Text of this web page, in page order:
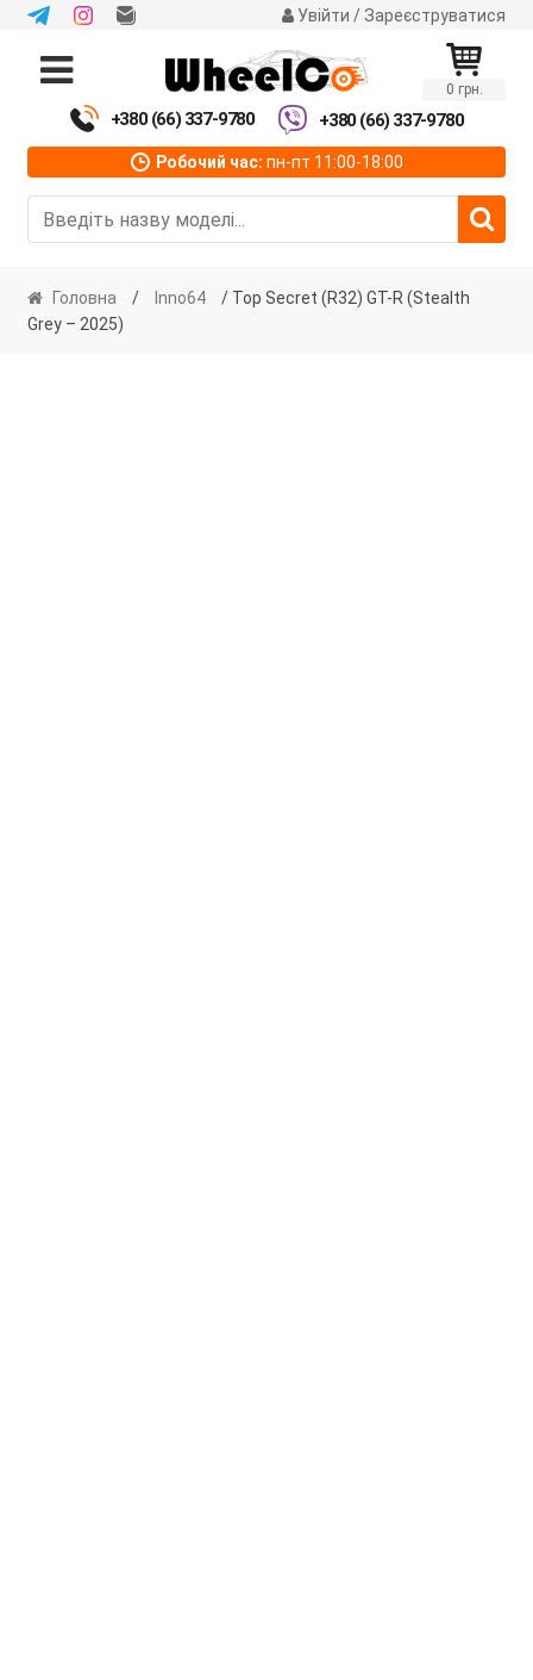
Увійти / Зареєструватися
до
навігації
до
вмісту
+380 (66) 337-9780 +380 (66) 337-9780
Робочий час: пн-пт 11:00-18:00
0 грн.
Головна / Inno64
/ Top Secret (R32) GT-R (Stealth
Grey – 2025)